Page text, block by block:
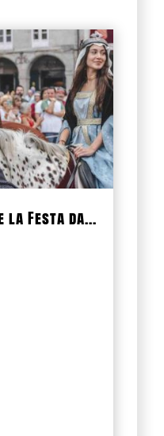
la Festa da...